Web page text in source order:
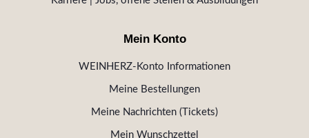
Mein Konto
WEINHERZ-Konto Informationen
Meine Bestellungen
Meine Nachrichten (Tickets)
Mein Wunschzettel